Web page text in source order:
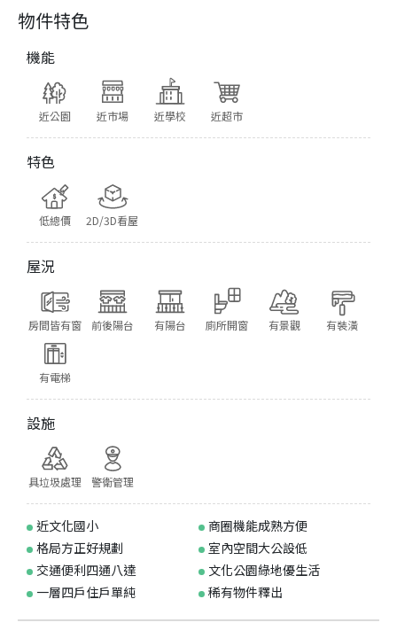
物件特色
機能
近公園 近市場 近學校 近超市
特色
低總價 2D/3D看屋
屋況
房間皆有窗 前後陽台 有陽台 廁所開窗 有景觀 有裝潢
有電梯
設施
具垃圾處理 警衛管理
近文化國小
商圈機能成熟方便
格局方正好規劃
室內空間大公設低
交通便利四通八達
文化公園綠地優生活
一層四戶住戶單純
稀有物件釋出